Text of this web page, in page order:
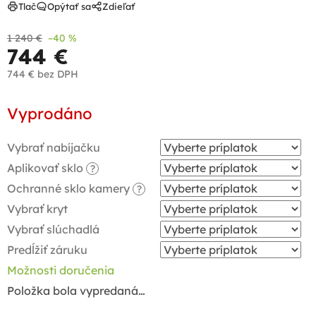
1 240 € –40 %
744 €
744 € bez DPH
cena:
Vyprodáno
Vybrať nabíjačku
Aplikovať sklo
?
Ochranné sklo kamery ?
Vybrať kryt
Vybrať slúchadlá
Predĺžiť záruku
Možnosti doručenia
Položka bola vypredaná…
Tlač Opýtať sa Zdieľať